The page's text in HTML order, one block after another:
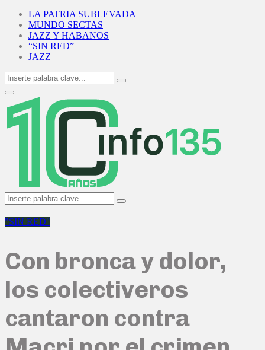
LA PATRIA SUBLEVADA
MUNDO SECTAS
JAZZ Y HABANOS
“SIN RED”
JAZZ
Search
for:
Search
Primary
Menu
Search
for:
Search
"SIN RED"
Con bronca y dolor,
los colectiveros
cantaron contra